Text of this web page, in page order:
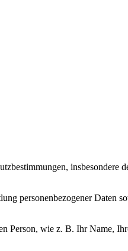
insbesondere
personenbezogener Daten
Person, wie z. B. Ihr Name,